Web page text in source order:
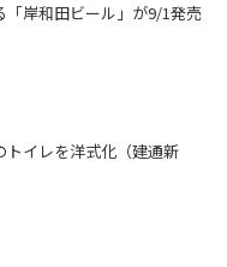
「岸和田ビール」が9/1発売
トイレを洋式化（建通新